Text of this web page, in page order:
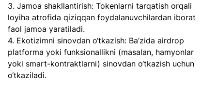
3. Jamoa shakllantirish: Tokenlarni tarqatish orqali
loyiha atrofida qiziqqan foydalanuvchilardan iborat
faol jamoa yaratiladi.
4. Ekotizimni sinovdan o‘tkazish: Ba’zida airdrop
platforma yoki funksionallikni (masalan, hamyonlar
yoki smart-kontraktlarni) sinovdan o‘tkazish uchun
o‘tkaziladi.